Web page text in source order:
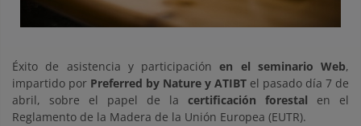
Éxito de asistencia y participaciónen el seminario Web,
impartido por Preferred by Nature y ATIBT el pasado día 7 de
abril, sobre el papel de la certificación forestal en el
Reglamento de la Madera de la Unión Europea (EUTR).